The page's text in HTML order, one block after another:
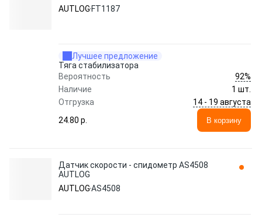
AUTLOG FT1187
Лучшее предложение
Тяга стабилизатора
Вероятность
92%
Наличие
1 шт.
Отгрузка
14 - 19 августа
24.80 p.
В корзину
Датчик скорости - спидометр AS4508
AUTLOG
AUTLOGAS4508